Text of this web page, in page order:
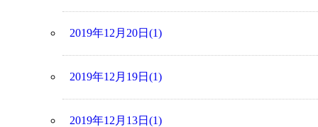
2019年12月20日(1)
2019年12月19日(1)
2019年12月13日(1)